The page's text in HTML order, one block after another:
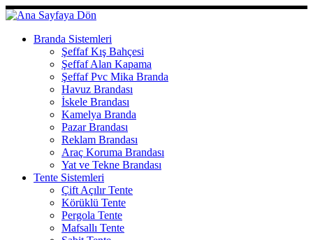
Skip
to
contentBranda Sistemleri
Şeffaf Kış Bahçesi
Şeffaf Alan Kapama
Şeffaf Pvc Mika Branda
Havuz Brandası
İskele Brandası
Kamelya Branda
Pazar Brandası
Reklam Brandası
Araç Koruma Brandası
Yat ve Tekne Brandası
Tente Sistemleri
Çift Açılır Tente
Körüklü Tente
Pergola Tente
Mafsallı Tente